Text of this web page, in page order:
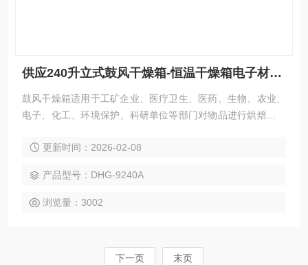
供应240升立式鼓风干燥箱-恒温干燥箱电子材料烘培控温250℃
鼓风干燥箱适用于工矿企业、医疗卫生、医药、生物、农业、
电子、化工、环境保护、科研单位等部门对物品进行烘焙、干
更新时间：2026-02-08
产品型号：DHG-9240A
浏览量：3002
下一页 末页